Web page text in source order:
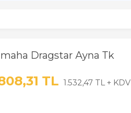
Dragstar Ayna Tk
TL 1.532,47 TL + KDV